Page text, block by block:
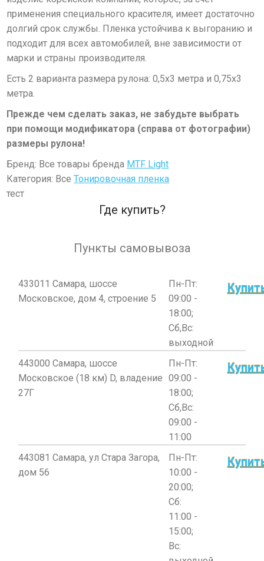
применения специального красителя, имеет достаточно
долгий срок службы. Пленка устойчива к выгоранию и
подходит для всех автомобилей, вне зависимости от
марки и страны производителя.
Есть 2 варианта размера рулона: 0,5х3 метра и 0,75х3
метра.
Прежде чем сделать заказ, не забудьте выбрать
при помощи модификатора (справа от фотографии)
размеры рулона!
Бренд: Все товары бренда MTF Light
Категория: ВсеТонировочная пленка
тест
Где купить?
Пункты самовывоза
433011 Самара, шоссе
Московское, дом 4, строение 5
Пн-Пт:
09:00 -
18:00;
Сб,Вс:
выходной
443000 Самара, шоссе
Московское (18 км) D, владение
27Г
Пн-Пт:
09:00 -
18:00;
Сб,Вс:
09:00 -
11:00
443081 Самара, ул Стара Загора,
дом 56
Пн-Пт:
10:00 -
20:00;
Сб:
11:00 -
15:00;
Вс: